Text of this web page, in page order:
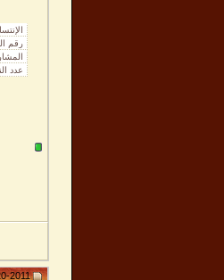
06-20-2011, 07:26 AM